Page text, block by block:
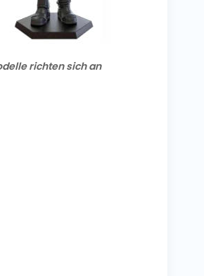
richten sich an